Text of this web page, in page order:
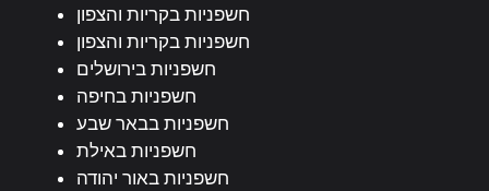
חשפניות בקריות והצפון
חשפניות בקריות והצפון
חשפניות בירושלים
חשפניות בחיפה
חשפניות בבאר שבע
חשפניות באילת
חשפניות באור יהודה